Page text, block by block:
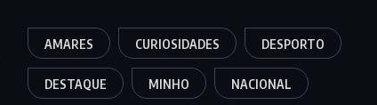
AMARES CURIOSIDADES DESPORTO
DESTAQUE MINHO NACIONAL